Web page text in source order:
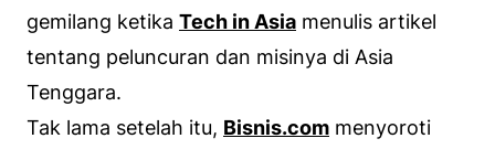
gemilang ketika Tech in Asia menulis artikel
tentang peluncuran dan misinya di Asia
Tenggara.
Tak lama setelah itu, Bisnis.com menyoroti